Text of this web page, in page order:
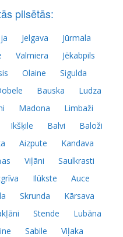
pilsētās:
Jelgava
Jūrmala
Valmiera
Jēkabpils
Olaine
Sigulda
Bauska
Ludza
Madona
Limbaži
Ikšķile Balvi
Baloži
Aizpute
Kandava
Viļāni
Saulkrasti
Ilūkste
Auce
Skrunda
Kārsava
Stende
Lubāna
Sabile
Viļaka